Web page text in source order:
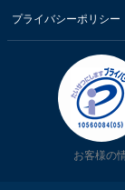
プライバシーポリシー
お客様の